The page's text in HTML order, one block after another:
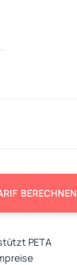
BERECHNEN
PETA